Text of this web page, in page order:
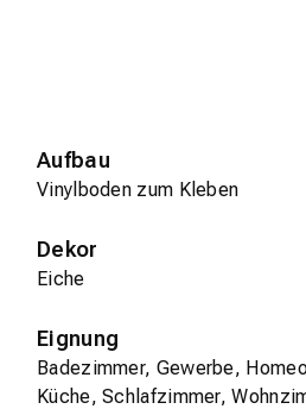
Aufbau
Vinylboden zum Kleben
Dekor
Eiche
Eignung
Badezimmer, Gewerbe,
Küche, Schlafzimmer,